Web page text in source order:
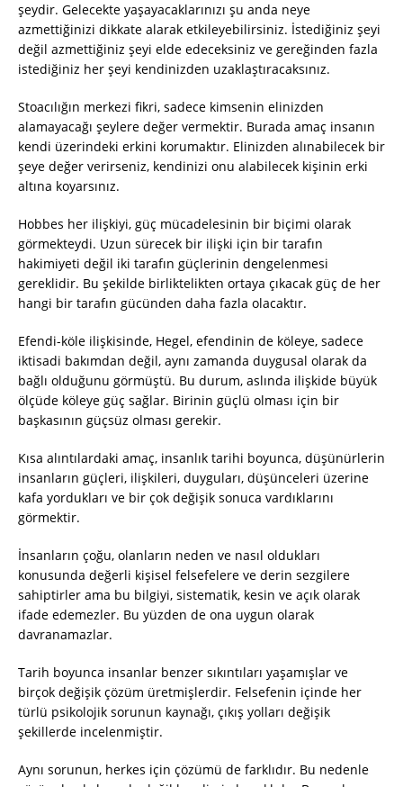
şeydir. Gelecekte yaşayacaklarınızı şu anda neye
azmettiğinizi dikkate alarak etkileyebilirsiniz. İstediğiniz şeyi
değil azmettiğiniz şeyi elde edeceksiniz ve gereğinden fazla
istediğiniz her şeyi kendinizden uzaklaştıracaksınız.
Stoacılığın merkezi fikri, sadece kimsenin elinizden
alamayacağı şeylere değer vermektir. Burada amaç insanın
kendi üzerindeki erkini korumaktır. Elinizden alınabilecek bir
şeye değer verirseniz, kendinizi onu alabilecek kişinin erki
altına koyarsınız.
Hobbes her ilişkiyi, güç mücadelesinin bir biçimi olarak
görmekteydi. Uzun sürecek bir ilişki için bir tarafın
hakimiyeti değil iki tarafın güçlerinin dengelenmesi
gereklidir. Bu şekilde birliktelikten ortaya çıkacak güç de her
hangi bir tarafın gücünden daha fazla olacaktır.
Efendi-köle ilişkisinde, Hegel, efendinin de köleye, sadece
iktisadi bakımdan değil, aynı zamanda duygusal olarak da
bağlı olduğunu görmüştü. Bu durum, aslında ilişkide büyük
ölçüde köleye güç sağlar. Birinin güçlü olması için bir
başkasının güçsüz olması gerekir.
Kısa alıntılardaki amaç, insanlık tarihi boyunca, düşünürlerin
insanların güçleri, ilişkileri, duyguları, düşünceleri üzerine
kafa yordukları ve bir çok değişik sonuca vardıklarını
görmektir.
İnsanların çoğu, olanların neden ve nasıl oldukları
konusunda değerli kişisel felsefelere ve derin sezgilere
sahiptirler ama bu bilgiyi, sistematik, kesin ve açık olarak
ifade edemezler. Bu yüzden de ona uygun olarak
davranamazlar.
Tarih boyunca insanlar benzer sıkıntıları yaşamışlar ve
birçok değişik çözüm üretmişlerdir. Felsefenin içinde her
türlü psikolojik sorunun kaynağı, çıkış yolları değişik
şekillerde incelenmiştir.
Aynı sorunun, herkes için çözümü de farklıdır. Bu nedenle